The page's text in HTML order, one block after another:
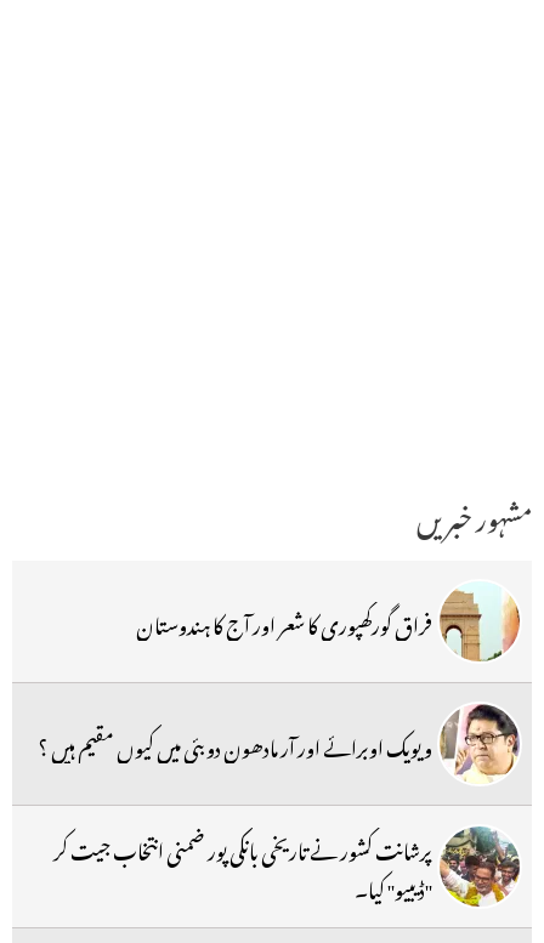
مشہور خبریں
فراق گورکھپوری کا شعر اور آج کا ہندوستان
ویویک اوبرائے اور آر مادھون دوبئی میں کیوں مقیم ہیں ؟
پرشانت کشور نے تاریخی بانکی پور ضمنی انتخاب جیت کر
''ڈیبیو'' کیا۔